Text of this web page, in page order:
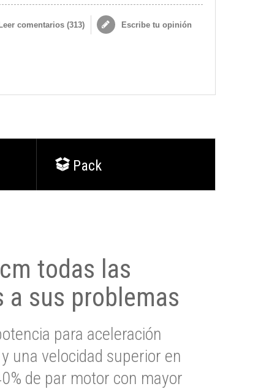
Leer comentarios (313) Escribe tu opinión
Pack
todas las
a sus problemas
para aceleración
una velocidad superior en
de par motor con mayor